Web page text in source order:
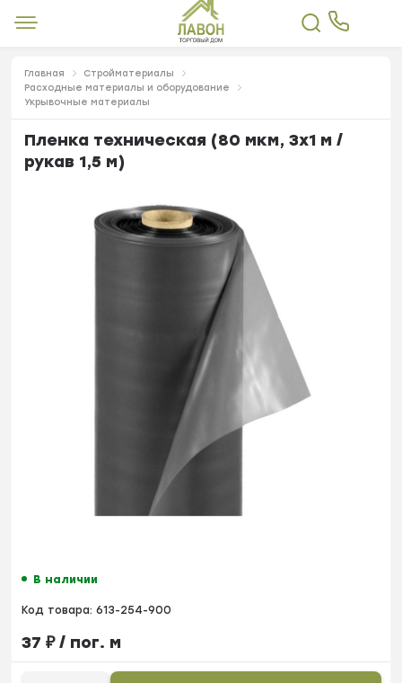
Главная
Стройматериалы
Расходные материалы и оборудование
Укрывочные материалы
Пленка техническая (80 мкм, 3х1 м /
рукав 1,5 м)
В наличии
Код товара: 613-254-900
37 ₽/ пог. м